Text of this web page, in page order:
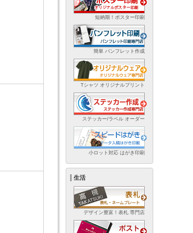
短納期！ポスター印刷
簡単 パンフレット作成
Tシャツ オリジナルプリント
ステッカー/ラベル オーダー
小ロット対応 はがき印刷
生活
デザイン豊富！表札 専門店